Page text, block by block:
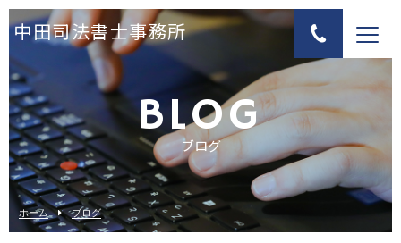
中田司法書士事務所
BLOG
ブログ
ホーム ブログ